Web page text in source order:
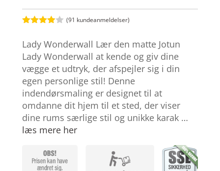
ud af 5
baseret
på
kundebed
ømmelse
r
(91 kundeanmeldelser)
Lady Wonderwall Lær den matte Jotun
Lady Wonderwall at kende og giv dine
vægge et udtryk, der afspejler sig i din
egen personlige stil! Denne
indendørsmaling er designet til at
omdanne dit hjem til et sted, der viser
dine rums særlige stil og unikke karak …
læs mere her